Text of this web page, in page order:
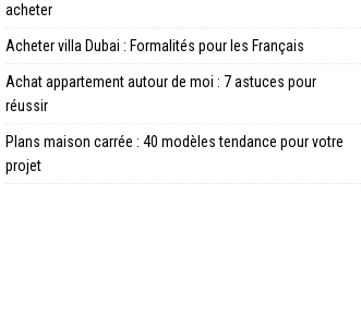
acheter
Acheter villa Dubai : Formalités pour les Français
Achat appartement autour de moi : 7 astuces pour
réussir
Plans maison carrée : 40 modèles tendance pour votre
projet